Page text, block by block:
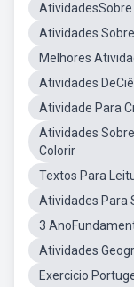
Atividades
Melhores
Atividades
Atividade Para
Atividades
Colorir
Textos Para
Atividades Para
3
Atividades
Exercicio